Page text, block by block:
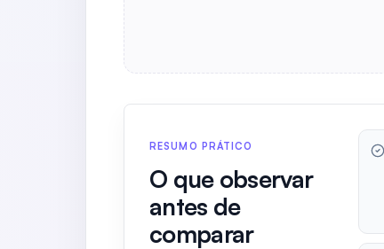
RESUMO PRÁTICO
O que observar
antes de
comparar